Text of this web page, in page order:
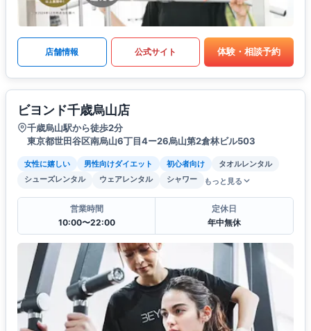
店舗情報 公式サイト 体験・相談予約
ビヨンド千歳烏山店
千歳烏山駅から徒歩2分
東京都世田谷区南烏山6丁目4ー26烏山第2倉林ビル503
女性に嬉しい 男性向けダイエット 初心者向け
タオルレンタル
シューズレンタル
ウェアレンタル シャワー もっと見る
営業時間
10:00〜22:00
定休日
年中無休